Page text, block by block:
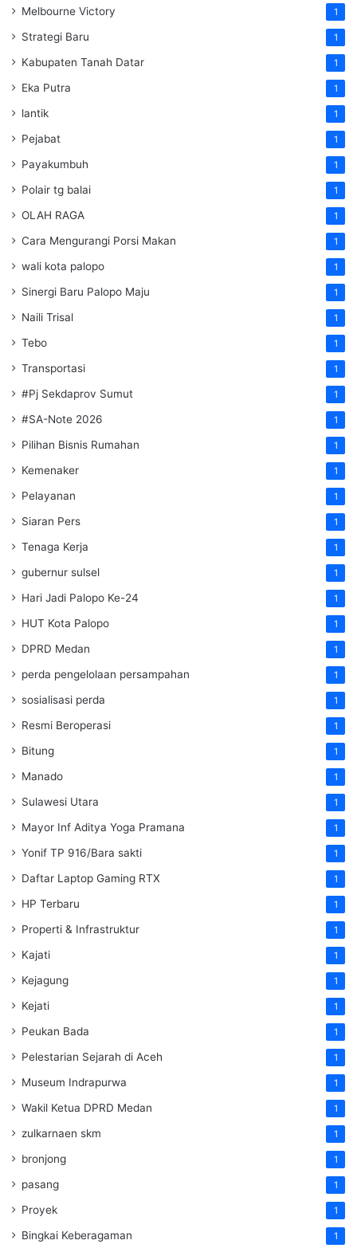
Melbourne Victory 1
Strategi Baru 1
Kabupaten Tanah Datar 1
Eka Putra 1
lantik 1
Pejabat 1
Payakumbuh 1
Polair tg balai 1
OLAH RAGA 1
Cara Mengurangi Porsi Makan 1
wali kota palopo 1
Sinergi Baru Palopo Maju 1
Naili Trisal 1
Tebo 1
Transportasi 1
#Pj Sekdaprov Sumut 1
#SA-Note 2026 1
Pilihan Bisnis Rumahan 1
Kemenaker 1
Pelayanan 1
Siaran Pers 1
Tenaga Kerja 1
gubernur sulsel 1
Hari Jadi Palopo Ke-24 1
HUT Kota Palopo 1
DPRD Medan 1
perda pengelolaan persampahan 1
sosialisasi perda 1
Resmi Beroperasi 1
Bitung 1
Manado 1
Sulawesi Utara 1
Mayor Inf Aditya Yoga Pramana 1
Yonif TP 916/Bara sakti 1
Daftar Laptop Gaming RTX 1
HP Terbaru 1
Properti & Infrastruktur 1
Kajati 1
Kejagung 1
Kejati 1
Peukan Bada 1
Pelestarian Sejarah di Aceh 1
Museum Indrapurwa 1
Wakil Ketua DPRD Medan 1
zulkarnaen skm 1
bronjong 1
pasang 1
Proyek 1
Bingkai Keberagaman 1